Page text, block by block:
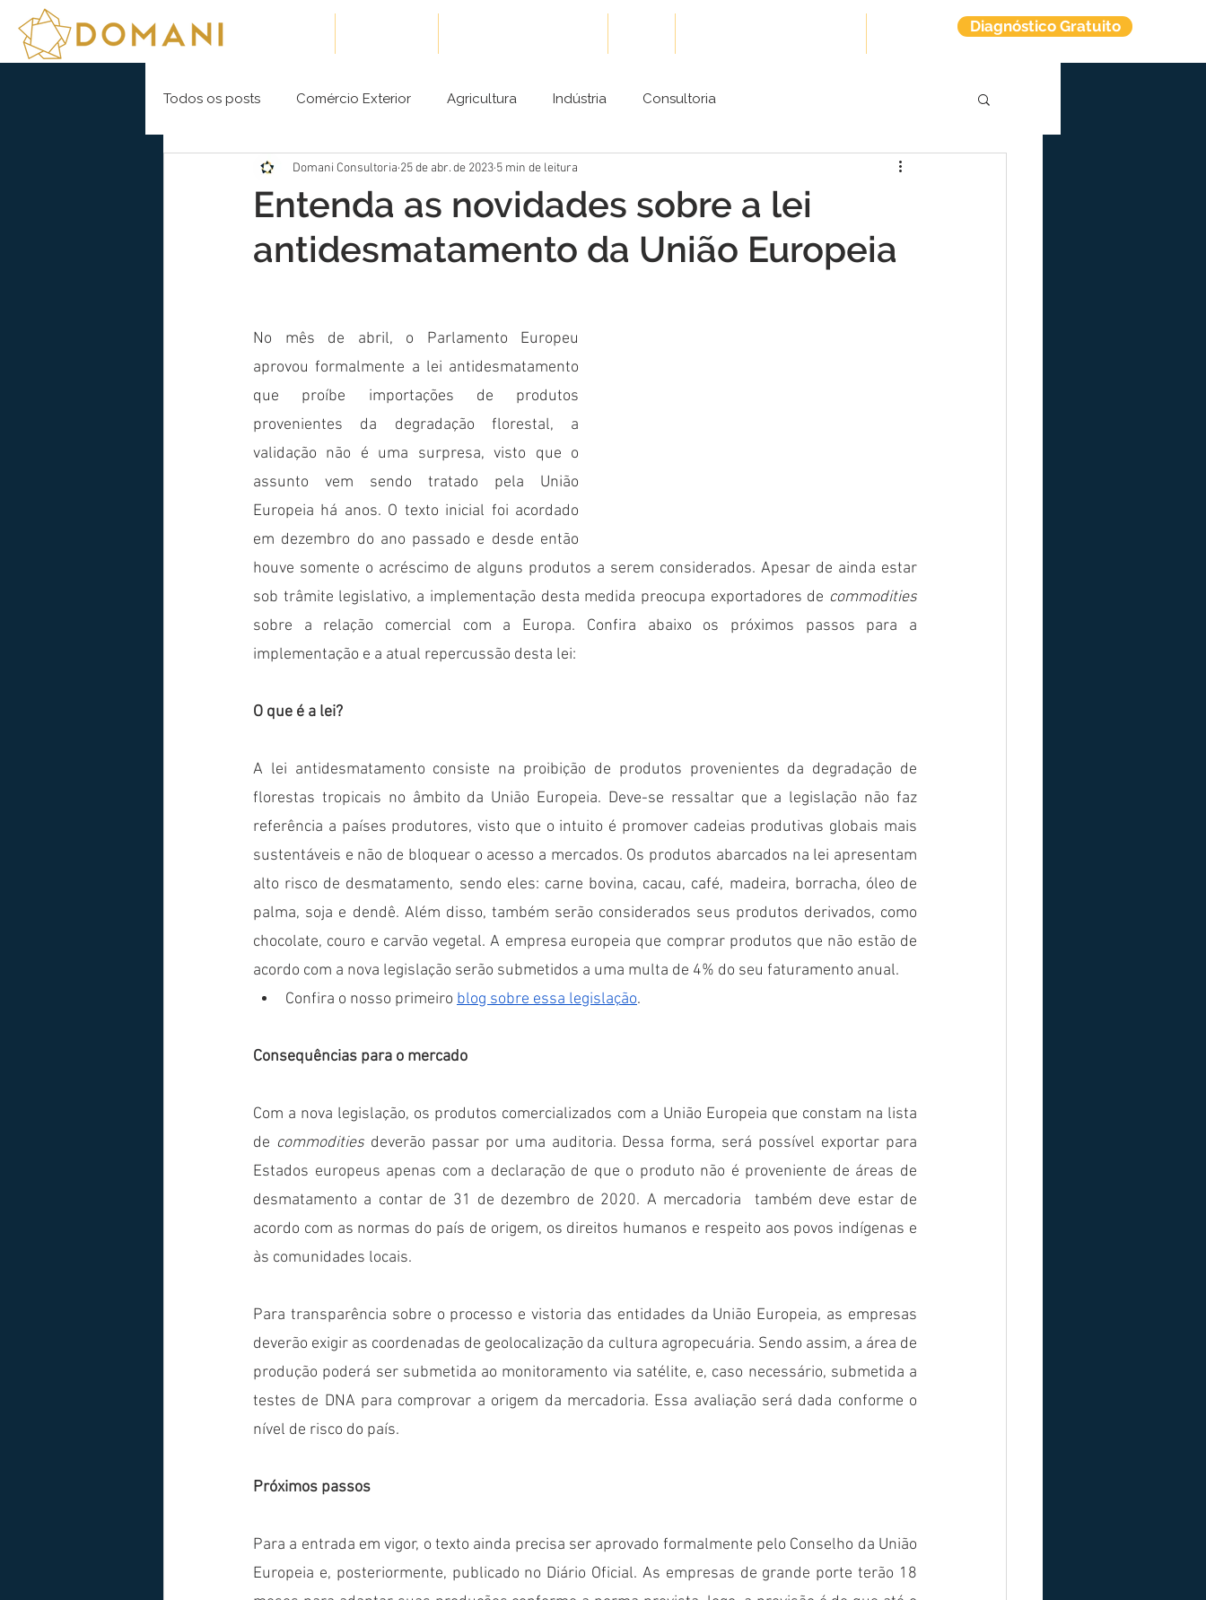
Diagnóstico Gratuito
Todos os posts Comércio Exterior Agricultura Indústria Consultoria
Entenda as novidades sobre a lei
antidesmatamento da União Europeia
Domani Consultoria 25 de abr. de 2023 5 min de leitura
No mês de abril, o Parlamento Europeu
aprovou formalmente a lei antidesmatamento
que proíbe importações de produtos
provenientes da degradação florestal, a
validação não é uma surpresa, visto que o
assunto vem sendo tratado pela União
Europeia há anos. O texto inicial foi acordado
em dezembro do ano passado e desde então
houve somente o acréscimo de alguns produtos a serem considerados. Apesar de ainda estar
sob trâmite legislativo, a implementação desta medida preocupa exportadores de commodities
sobre a relação comercial com a Europa. Confira abaixo os próximos passos para a
implementação e a atual repercussão desta lei:
O que é a lei?
A lei antidesmatamento consiste na proibição de produtos provenientes da degradação de
florestas tropicais no âmbito da União Europeia. Deve-se ressaltar que a legislação não faz
referência a países produtores, visto que o intuito é promover cadeias produtivas globais mais
sustentáveis e não de bloquear o acesso a mercados. Os produtos abarcados na lei apresentam
alto risco de desmatamento, sendo eles: carne bovina, cacau, café, madeira, borracha, óleo de
palma, soja e dendê. Além disso, também serão considerados seus produtos derivados, como
chocolate, couro e carvão vegetal. A empresa europeia que comprar produtos que não estão de
acordo com a nova legislação serão submetidos a uma multa de 4% do seu faturamento anual.
Confira o nosso primeiro blog sobre essa legislação.
Consequências para o mercado
Com a nova legislação, os produtos comercializados com a União Europeia que constam na lista
de commodities deverão passar por uma auditoria. Dessa forma, será possível exportar para
Estados europeus apenas com a declaração de que o produto não é proveniente de áreas de
desmatamento a contar de 31 de dezembro de 2020. A mercadoria  também deve estar de
acordo com as normas do país de origem, os direitos humanos e respeito aos povos indígenas e
às comunidades locais.
Para transparência sobre o processo e vistoria das entidades da União Europeia, as empresas
deverão exigir as coordenadas de geolocalização da cultura agropecuária. Sendo assim, a área de
produção poderá ser submetida ao monitoramento via satélite, e, caso necessário, submetida a
testes de DNA para comprovar a origem da mercadoria. Essa avaliação será dada conforme o
nível de risco do país.
Próximos passos
Para a entrada em vigor, o texto ainda precisa ser aprovado formalmente pelo Conselho da União
Europeia e, posteriormente, publicado no Diário Oficial. As empresas de grande porte terão 18